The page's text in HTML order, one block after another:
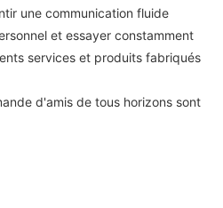
une communication fluide
et essayer constamment
services et produits fabriqués
d'amis de tous horizons sont